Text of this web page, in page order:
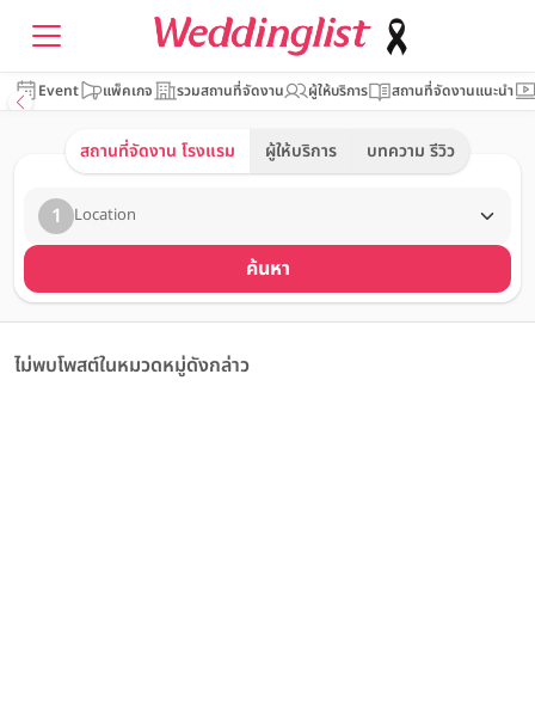
Event แพ็คเกจ รวมสถานที่จัดงาน ผู้ให้บริการ สถานที่จัดงานแนะนำ
สถานที่จัดงาน โรงแรม ผู้ให้บริการ บทความ รีวิว
1 Location
ค้นหา
ไม่พบโพสต์ในหมวดหมู่ดังกล่าว